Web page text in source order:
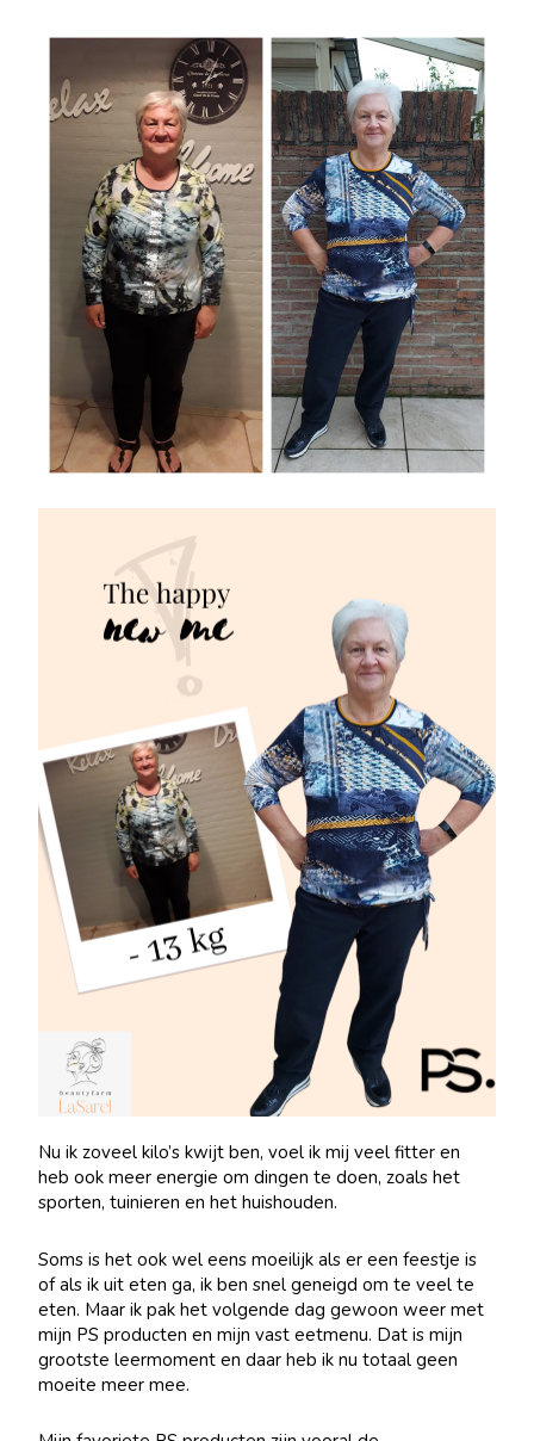
Nu ik zoveel kilo’s kwijt ben, voel ik mij veel fitter en
heb ook meer energie om dingen te doen, zoals het
sporten, tuinieren en het huishouden.
Soms is het ook wel eens moeilijk als er een feestje is
of als ik uit eten ga, ik ben snel geneigd om te veel te
eten. Maar ik pak het volgende dag gewoon weer met
mijn PS producten en mijn vast eetmenu. Dat is mijn
grootste leermoment en daar heb ik nu totaal geen
moeite meer mee.